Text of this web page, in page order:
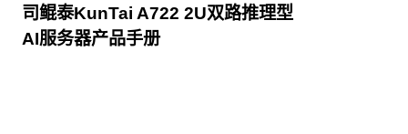
司鲲泰KunTai A722 2U双路推理型
AI服务器产品手册